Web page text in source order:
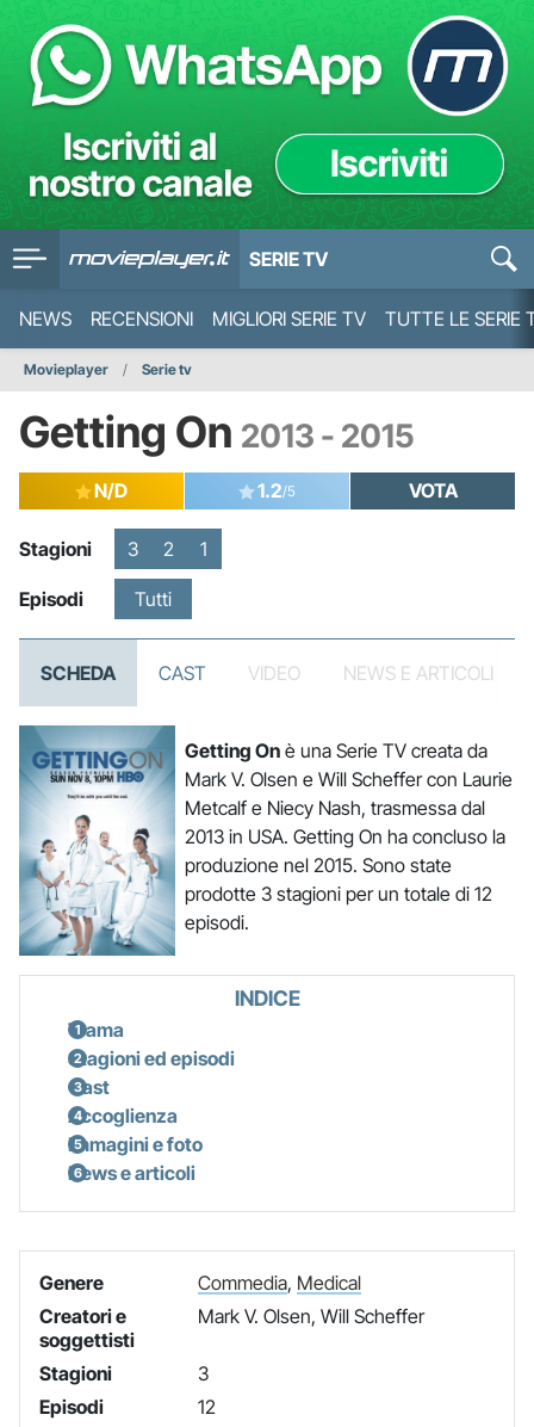
SERIE TV
NEWS RECENSIONI MIGLIORI SERIE TV TUTTE LE SERIE
Movieplayer Serie tv
Getting On 2013 - 2015
N/D 1.2/5 VOTA
Stagioni 3 2 1
Episodi Tutti
SCHEDA CAST VIDEO NEWS E ARTICOLI
Getting Onè una Serie TV creata da
Mark V. Olsen e Will Scheffer con Laurie
Metcalf e Niecy Nash, trasmessa dal
2013 in USA. Getting On ha concluso la
produzione nel 2015. Sono state
prodotte 3 stagioni per un totale di 12
episodi.
INDICE
Trama
Stagioni ed episodi
Cast
Accoglienza
Immagini e foto
News e articoli
Genere Commedia, Medical
Creatori e
soggettisti
Mark V. Olsen, Will Scheffer
Stagioni
3
Episodi
12